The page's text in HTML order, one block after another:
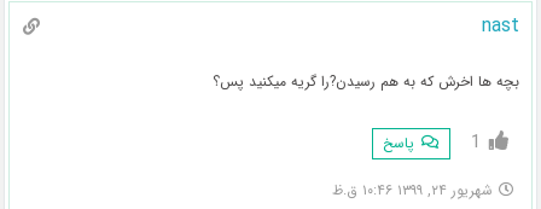
nast
بچه ها اخرش که به هم رسیدن?را گریه میکنید پس؟
1 پاسخ
شهریور ۲۴, ۱۳۹۹ ۱۰:۴۶ ق.ظ